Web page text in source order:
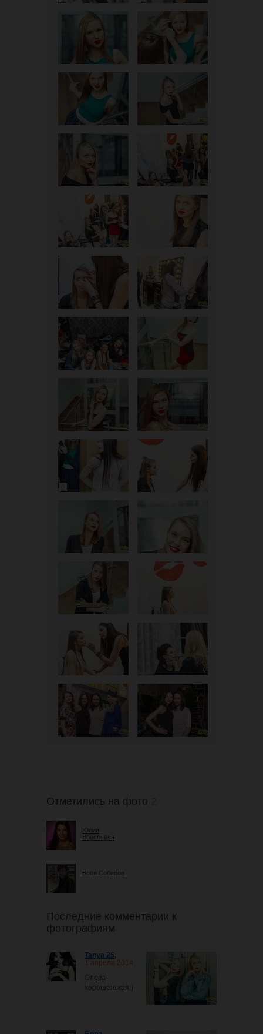
Отметились на фото
Юлия
Воробьёва
Боря Собиров
Последние комментарии к
фотографиям
Tanya 25,
1 апреля 2014
Слева
хорошенькая:)